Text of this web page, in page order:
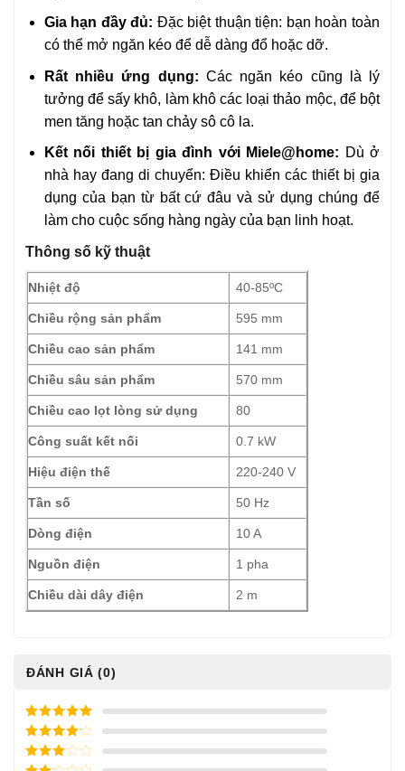
Gia hạn đầy đủ: Đặc biệt thuận tiện: bạn hoàn toàn
có thể mở ngăn kéo để dễ dàng đổ hoặc dỡ.
Rất nhiều ứng dụng: Các ngăn kéo cũng là lý
tưởng để sấy khô, làm khô các loại thảo mộc, để bột
men tăng hoặc tan chảy sô cô la.
Kết nối thiết bị gia đình với Miele@home: Dù ở
nhà hay đang di chuyển: Điều khiển các thiết bị gia
dụng của bạn từ bất cứ đâu và sử dụng chúng để
làm cho cuộc sống hàng ngày của bạn linh hoạt.
Thông số kỹ thuật
Nhiệt độ 40-85ºC
Chiều rộng sản phẩm 595 mm
Chiều cao sản phẩm 141 mm
Chiều sâu sản phẩm 570 mm
Chiều cao lọt lòng sử dụng 80
Công suất kết nối 0.7 kW
Hiệu điện thế 220-240 V
Tần số 50 Hz
Dòng điện 10 A
Nguồn điện 1 pha
Chiều dài dây điện 2 m
ĐÁNH GIÁ (0)
5/ 5 điểm
4/ 5
điểm